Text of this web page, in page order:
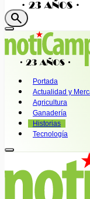
search
Portada
Actualidad y
Agricultura
Ganadería
Historias
Tecnología